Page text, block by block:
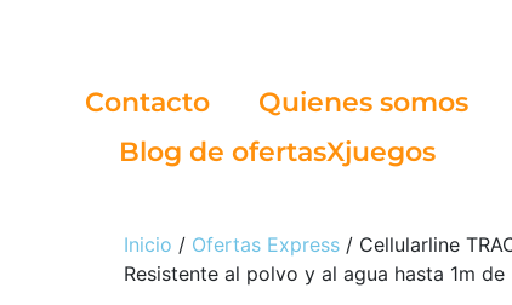
Contacto
Quienes somos
Blog de ofertasXjuegos
Inicio / Ofertas Express / Cellularline
Resistente al polvo y al agua hasta 1m